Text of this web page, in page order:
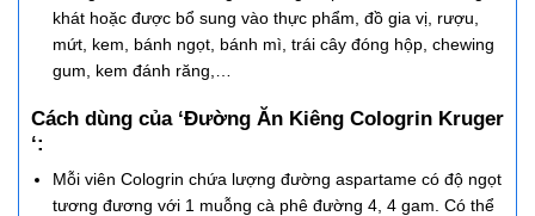
khát hoặc được bổ sung vào thực phẩm, đồ gia vị, rượu,
mứt, kem, bánh ngọt, bánh mì, trái cây đóng hộp, chewing
gum, kem đánh răng,…
Cách dùng của ‘Đường Ăn Kiêng Cologrin Kruger
‘:
Mỗi viên Cologrin chứa lượng đường aspartame có độ ngọt
tương đương với 1 muỗng cà phê đường 4, 4 gam. Có thể